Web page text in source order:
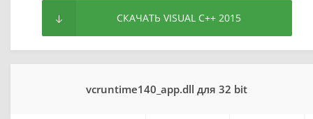
СКАЧАТЬ VISUAL C++ 2015
vcruntime140_app.dll для 32 bit